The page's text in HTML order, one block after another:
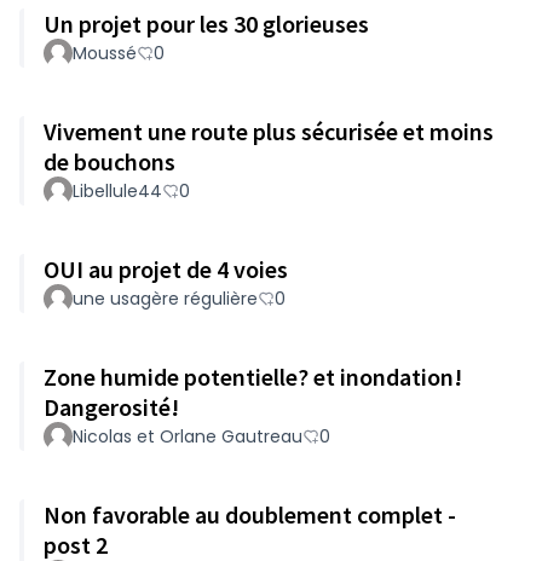
Un projet pour les 30 glorieuses
Moussé 0
Vivement une route plus sécurisée et moins
de bouchons
Libellule44 0
OUI au projet de 4 voies
une usagère régulière 0
Zone humide potentielle? et inondation!
Dangerosité!
Nicolas et Orlane Gautreau 0
Non favorable au doublement complet -
post 2